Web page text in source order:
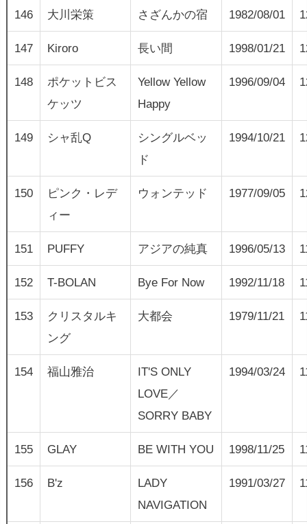
146 大川栄策 さざんかの宿 1982/08/01
147 Kiroro 長い間 1998/01/21
148
ポケットビス
ケッツ
Yellow Yellow
Happy
1996/09/04
149 シャ乱Q
シングルベッ
ド
1994/10/21
150
ピンク・レデ
ィー
ウォンテッド 1977/09/05
151 PUFFY アジアの純真 1996/05/13
152 T-BOLAN Bye For Now 1992/11/18
153
クリスタルキ
ング
大都会 1979/11/21
154 福山雅治
IT'S ONLY
LOVE／
SORRY BABY
1994/03/24
155 GLAY BE WITH YOU 1998/11/25
156 B'z
LADY
NAVIGATION
1991/03/27